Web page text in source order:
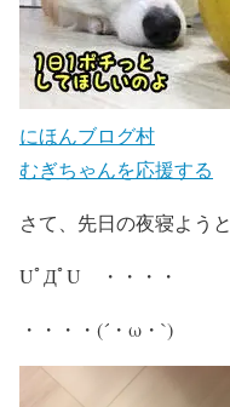
にほんブログ村
むぎちゃんを応援する
さて、先日の夜寝よう
UﾟДﾟU ・・・・
・・・・(´・ω・`)